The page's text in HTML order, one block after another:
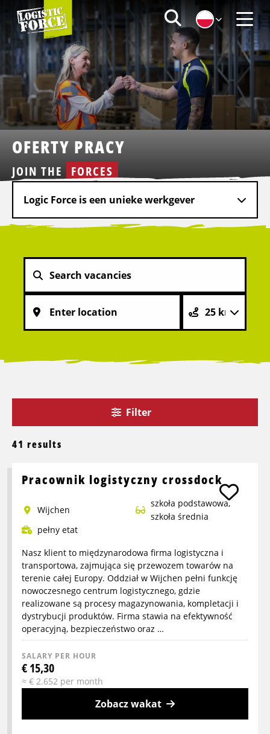
Logistic
Force
|
PL
Zoeken
Menu
OFERTY PRACY
JOIN THE FORCES
Logic Force is een unieke werkgever
Filter
41 results
Pracownik logistyczny crossdock
Wijchen
szkoła podstawowa,
szkoła średnia
pełny etat
Nasz klient to międzynarodowa firma logistyczna i
transportowa, zajmująca się przewozem towarów na
terenie całej Europy. Oddział w Wijchen pełni funkcję
nowoczesnego centrum logistycznego, gdzie
realizowane są procesy magazynowania, kompletacji i
dystrybucji produktów. Firma stawia na efektywność
operacyjną, bezpieczeństwo oraz …
SALARY PER HOUR
€ 15,30
≈ € 2.652 per month
Zobacz wakat